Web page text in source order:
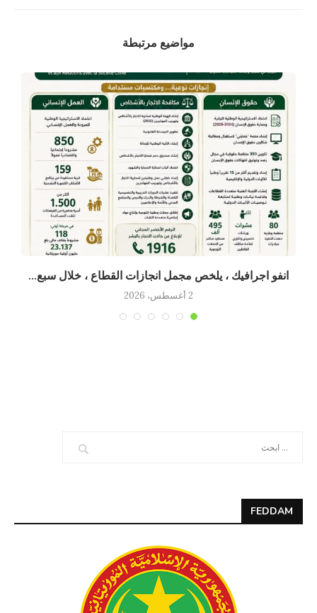
مواضيع مرتبطة
انفو اجرافيك ، يلخص مجمل انجازات القطاع ، خلال سبع...
2 أغسطس، 2026
FEDDAM